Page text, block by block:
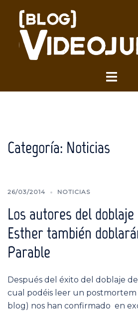
contenido
Alternar
Categoría: Noticias
26/03/2014 NOTICIAS
Los autores del doblaje
Esther también
Parable
Después del éxito del doblaje
cual podéis leer un postmortem
blog) nos han confirmado en